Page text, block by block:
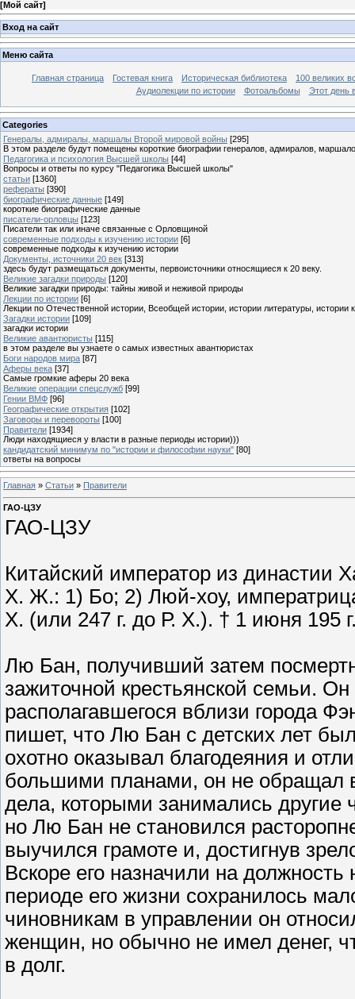
[Мой сайт]
Вход на сайт
Меню сайта
Главная страница Гостевая книга Историческая библиотека
100 великих
Аудиолекции по истории
Фотоальбомы Этот день
Categories
Генералы, адмиралы, маршалы Второй мировой войны [295]
В этом разделе будут помещены короткие биографии генералов, адмиралов,
Педагогика и психология Высшей школы [44]
Вопросы и ответы по курсу "Педагогика Высшей школы"
статьи [1360]
рефераты [390]
биографические данные [149]
короткие биографические данные
писатели-орловцы [123]
Писатели так или иначе связанные с Орловщиной
современные подходы к изучению истории [6]
современные подходы к изучению истории
Документы, источники 20 век [313]
здесь будут размещаться документы, первоисточники относящиеся к 20 веку.
Великие загадки природы [120]
Великие загадки природы: тайны живой и неживой природы
Лекции по истории [6]
Лекции по Отечественной истории, Всеобщей истории, истории литературы, истории
Загадки истории [109]
загадки истории
Великие авантюристы [115]
в этом разделе вы узнаете о самых известных авантюристах
Боги народов мира [87]
Аферы века [37]
Самые громкие аферы 20 века
Великие операции спецслужб [99]
Гении ВМФ [96]
Географические открытия [102]
Заговоры и перевороты [100]
Правители [1934]
Люди находящиеся у власти в разные периоды истории)))
кандидатский минимум по "истории и философии науки" [80]
ответы на вопросы
Главная » Статьи » Правители
ГАО-ЦЗУ
ГАО-ЦЗУ
Китайский император из династии
Х. Ж.: 1) Бо; 2) Люй-хоу,
Х. (или 247 г. до Р. Х.). † 1 июня 195
Лю Бан, получивший затем
зажиточной крестьянской семьи.
располагавшегося вблизи города
пишет, что Лю Бан с детских лет
охотно оказывал благодеяния и
большими планами, он не обращал
дела, которыми занимались другие
но Лю Бан не становился
выучился грамоте и, достигнув
Вскоре его назначили на
периоде его жизни сохранилось
чиновникам в управлении он
женщин, но обычно не имел денег,
в долг.